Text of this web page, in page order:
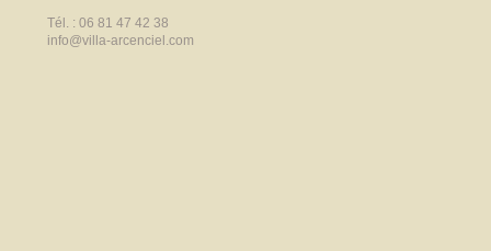
Tél. : 06 81 47 42 38
info@villa-arcenciel.com